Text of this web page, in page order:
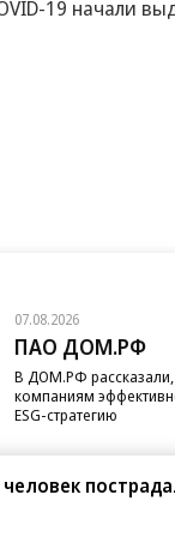
19 начали
07.08.2026
ПАО ДОМ.РФ
В ДОМ.РФ рассказали,
компаниям
ESG-стратегию